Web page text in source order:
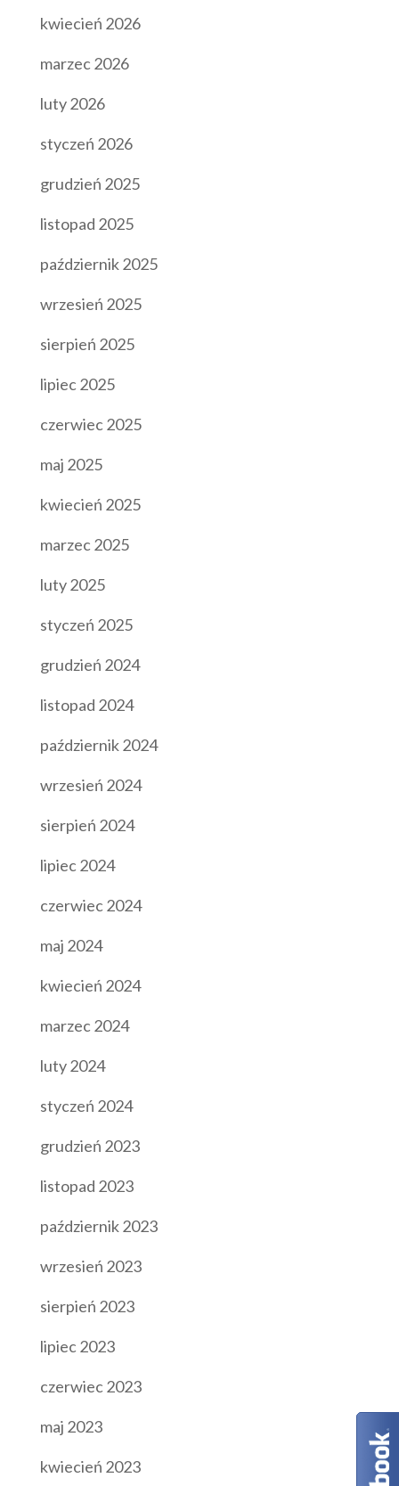
kwiecień 2026
marzec 2026
luty 2026
styczeń 2026
grudzień 2025
listopad 2025
październik 2025
wrzesień 2025
sierpień 2025
lipiec 2025
czerwiec 2025
maj 2025
kwiecień 2025
marzec 2025
luty 2025
styczeń 2025
grudzień 2024
listopad 2024
październik 2024
wrzesień 2024
sierpień 2024
lipiec 2024
czerwiec 2024
maj 2024
kwiecień 2024
marzec 2024
luty 2024
styczeń 2024
grudzień 2023
listopad 2023
październik 2023
wrzesień 2023
sierpień 2023
lipiec 2023
czerwiec 2023
maj 2023
kwiecień 2023